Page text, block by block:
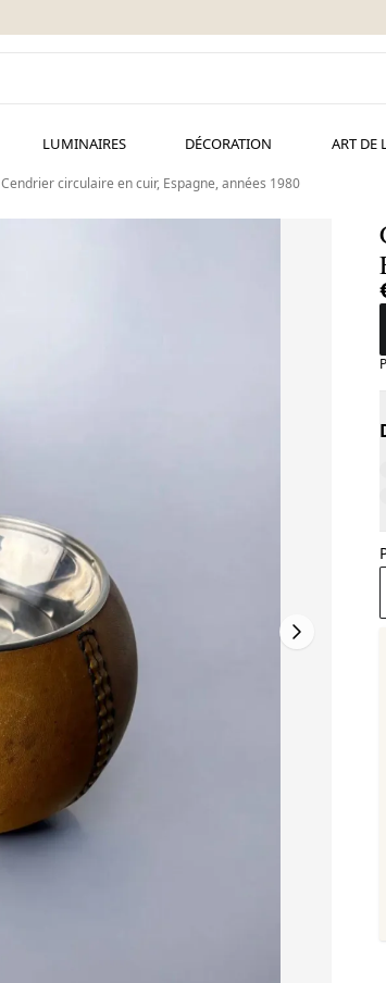
LUMINAIRES DÉCORATION ART DE
Cendrier circulaire en cuir, Espagne, années 1980